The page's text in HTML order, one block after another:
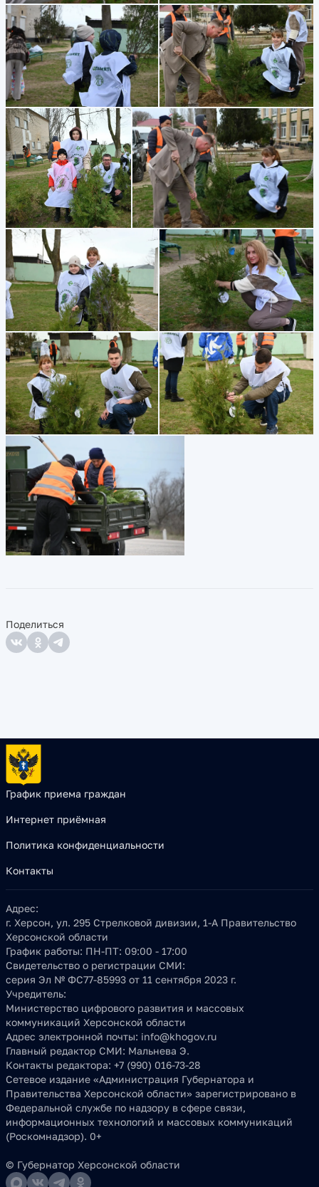
Поделиться
График приема граждан
Интернет приёмная
Политика конфиденциальности
Контакты
Адрес:
г. Херсон, ул. 295 Стрелковой дивизии, 1-А Правительство
Херсонской области
График работы: ПН-ПТ: 09:00 - 17:00
Свидетельство о регистрации СМИ:
серия Эл № ФС77-85993 от 11 сентября 2023 г.
Учредитель:
Министерство цифрового развития и массовых
коммуникаций Херсонской области
Адрес электронной почты: info@khogov.ru
Главный редактор СМИ: Мальнева Э.
Контакты редактора: +7 (990) 016-73-28
Сетевое издание «Администрация Губернатора и
Правительства Херсонской области» зарегистрировано в
Федеральной службе по надзору в сфере связи,
информационных технологий и массовых коммуникаций
(Роскомнадзор). 0+
© Губернатор Херсонской области